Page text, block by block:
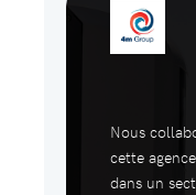
Nous
cette
dans un